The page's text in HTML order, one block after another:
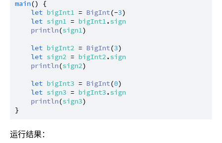
main() {
let bigInt1 = BigInt(-3)
let sign1 = bigInt1.sign
println(sign1)
let bigInt2 = BigInt(3)
let sign2 = bigInt2.sign
println(sign2)
let bigInt3 = BigInt(0)
let sign3 = bigInt3.sign
println(sign3)
运行结果：